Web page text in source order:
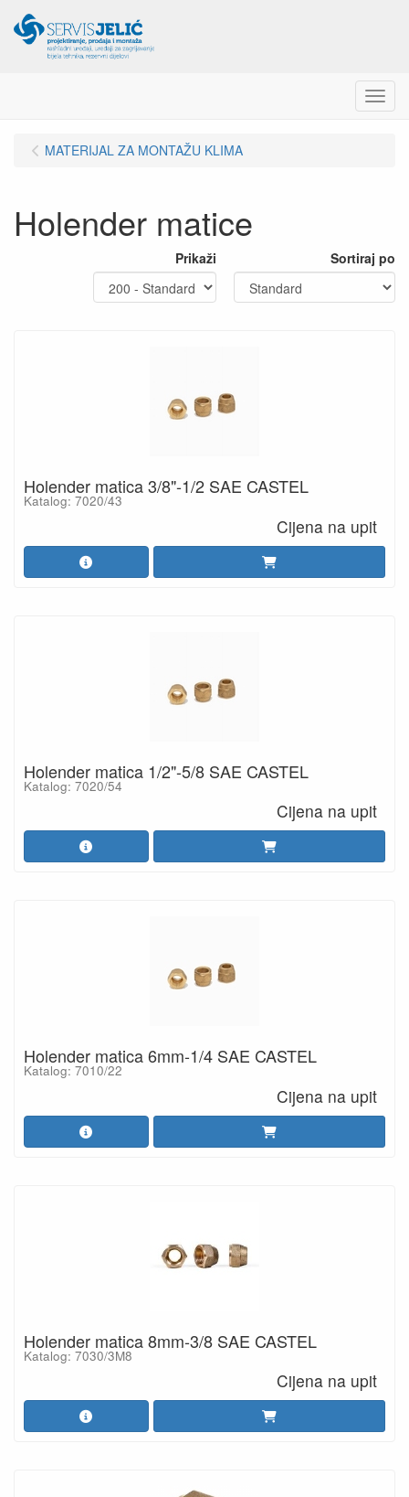
Menu
MATERIJAL ZA MONTAŽU KLIMA
Holender matice
Prikaži Sortiraj po
Holender matica 3/8"-1/2 SAE CASTEL
Katalog: 7020/43
Cijena na upit
Holender matica 1/2"-5/8 SAE CASTEL
Katalog: 7020/54
Cijena na upit
Holender matica 6mm-1/4 SAE CASTEL
Katalog: 7010/22
Cijena na upit
Holender matica 8mm-3/8 SAE CASTEL
Katalog: 7030/3M8
Cijena na upit